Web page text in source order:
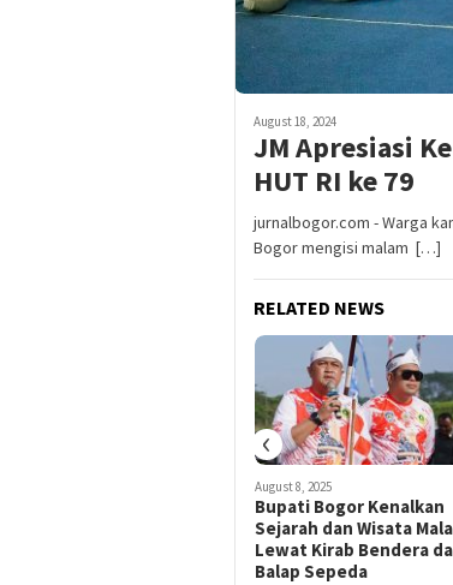
August 18, 2024
JM Apresiasi
HUT RI ke 79
jurnalbogor.com - Warga
Bogor mengisi malam […]
RELATED NEWS
August 8, 2025
Bupati Bogor Kenalkan
Sejarah dan Wisata
Lewat Kirab Bendera
Balap Sepeda
‹